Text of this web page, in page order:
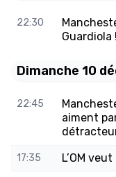
22:30
Guardiola !
Dimanche 10
22:45
aiment
17:35 L’OM